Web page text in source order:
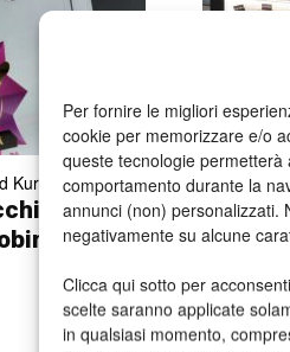
Per fornire le migliori
cookie per memorizzare e/o
queste tecnologie
comportamento durante la
annunci (non) personalizzati.
negativamente su alcune
Clicca qui sotto per
scelte saranno applicate
in qualsiasi momento,
Kurz stand 3D 40
per
a